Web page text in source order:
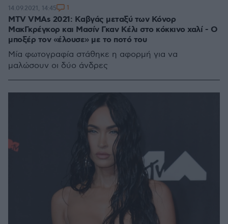
MTV VMAs 2021: Kαβγάς μεταξύ των Κόνορ
ΜακΓκρέγκορ και Μασίν Γκαν Κέλι στο κόκκινο χαλί - O
μποξέρ τον «έλουσε» με το ποτό του
Μία φωτογραφία στάθηκε η αφορμή για να
μαλώσουν οι δύο άνδρες
14.09.2021, 14:45 1